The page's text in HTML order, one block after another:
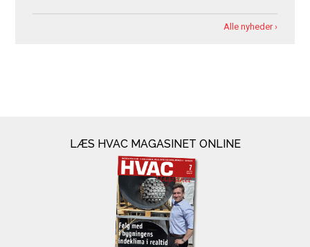
Alle nyheder ›
LÆS HVAC MAGASINET ONLINE